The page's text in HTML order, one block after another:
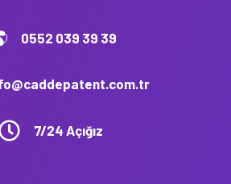
0552 039 39 39
7/24 Açığız